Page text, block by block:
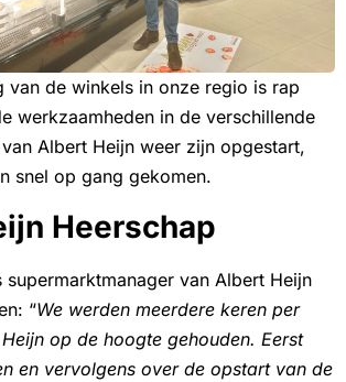
van de winkels in onze regio is rap
werkzaamheden in de verschillende
Albert Heijn weer zijn opgestart,
snel op gang gekomen.
Heerschap
supermarktmanager van Albert Heijn
“We werden meerdere keren per
op de hoogte gehouden. Eerst
en vervolgens over de opstart van de